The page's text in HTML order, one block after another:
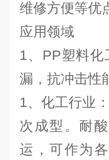
维修方便等优
应用领域
1、PP塑料
漏，抗冲击性
1、化工行业
次成型。耐
运，可作为